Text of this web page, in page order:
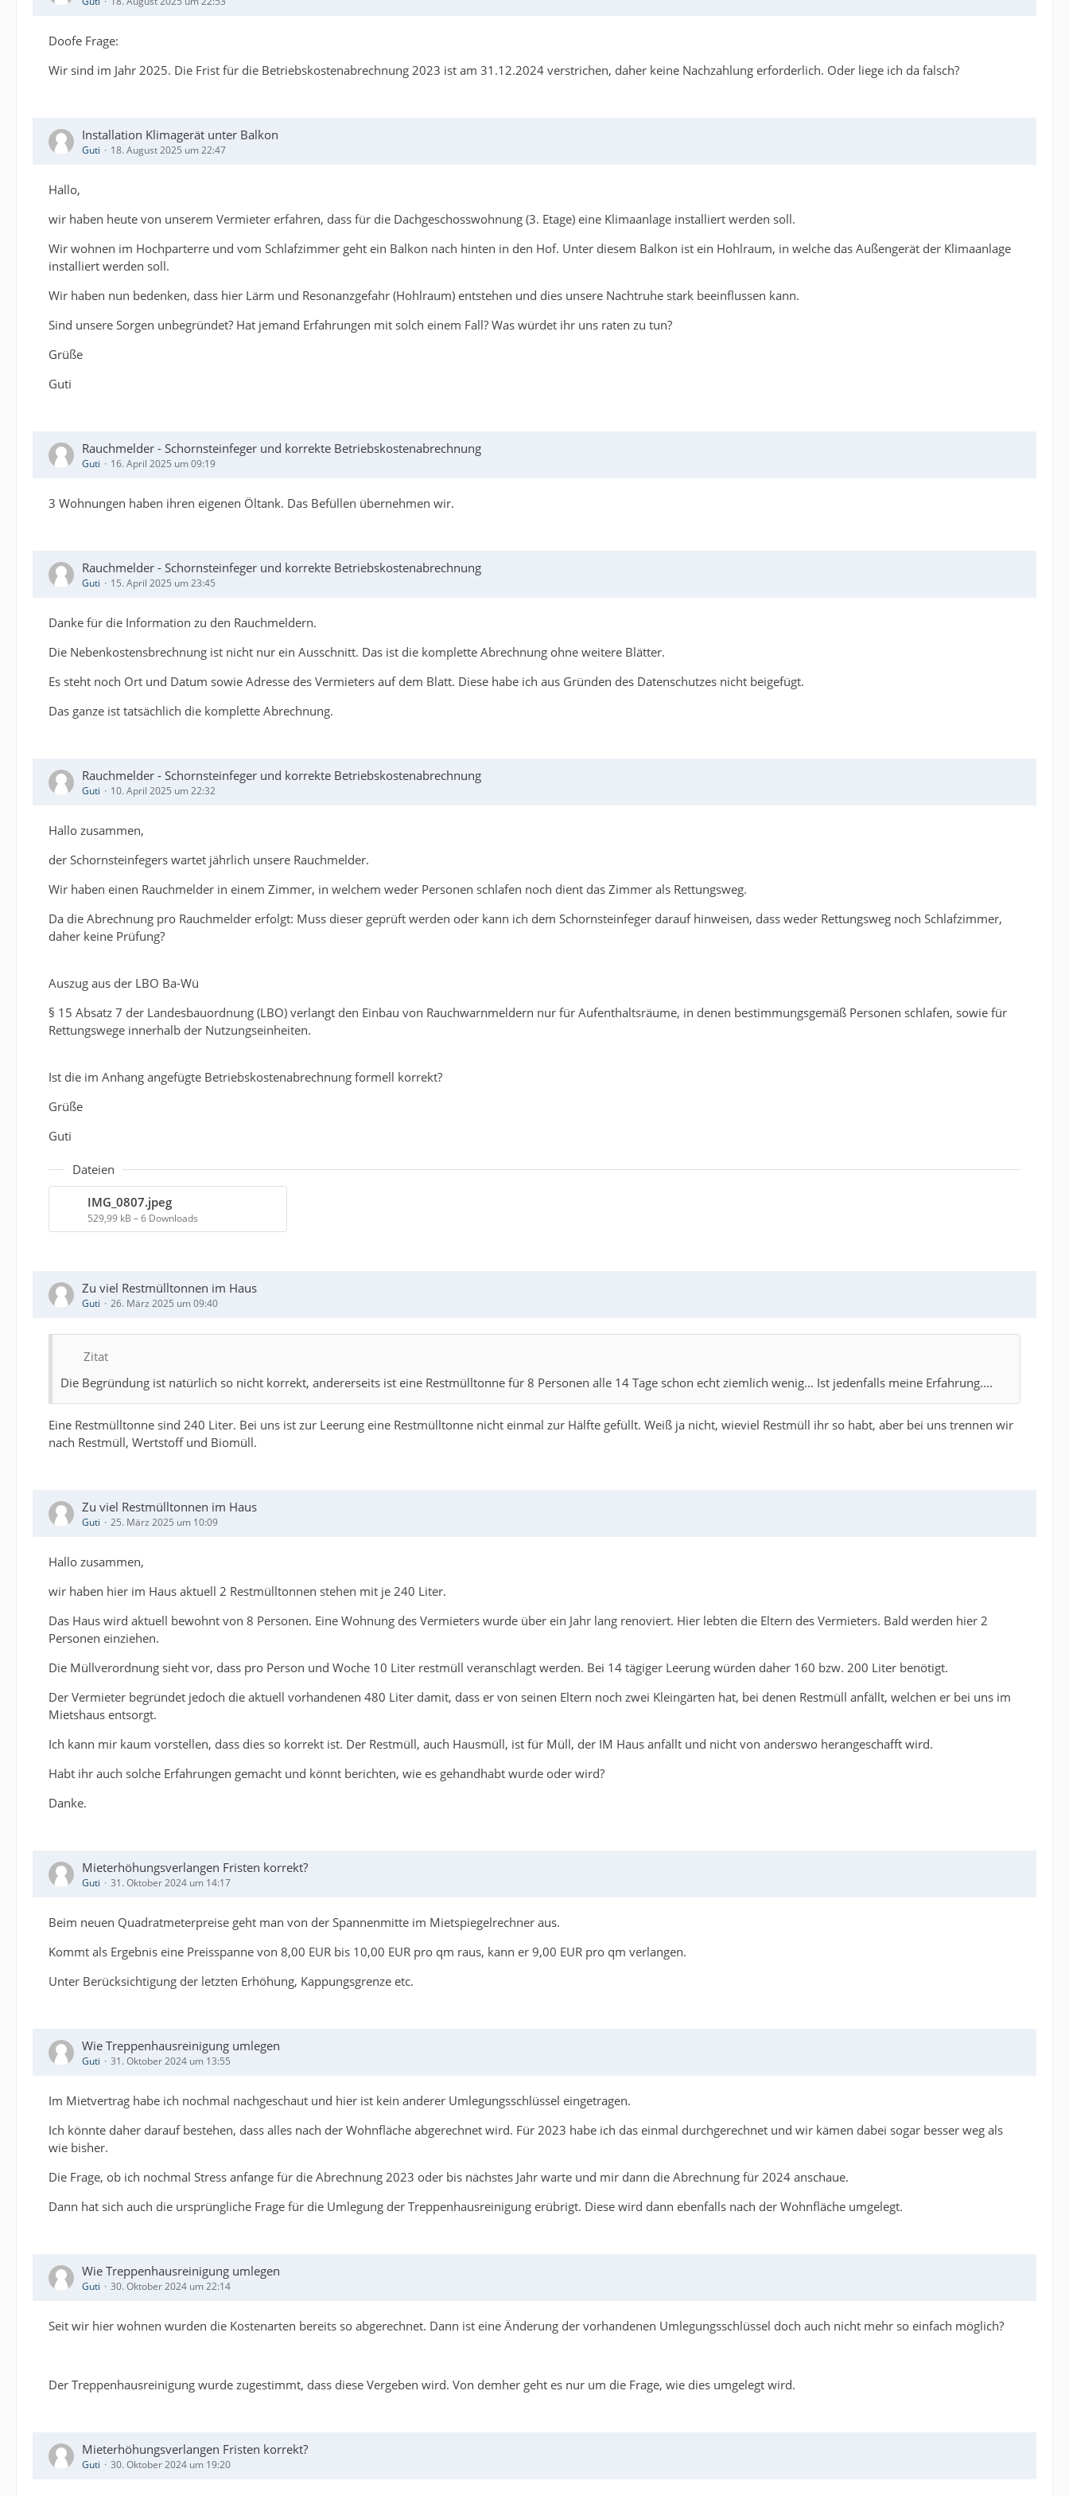
Doofe Frage:
Wir sind im Jahr 2025. Die Frist für die Betriebskostenabrechnung 2023 ist am 31.12.2024 verstrichen, daher keine Nachzahlung erforderlich. Oder liege ich da falsch?
Installation Klimagerät unter Balkon
Guti 18. August 2025 um 22:47
Hallo,
wir haben heute von unserem Vermieter erfahren, dass für die Dachgeschosswohnung (3. Etage) eine Klimaanlage installiert werden soll.
Wir wohnen im Hochparterre und vom Schlafzimmer geht ein Balkon nach hinten in den Hof. Unter diesem Balkon ist ein Hohlraum, in welche das Außengerät der Klimaanlage
installiert werden soll.
Wir haben nun bedenken, dass hier Lärm und Resonanzgefahr (Hohlraum) entstehen und dies unsere Nachtruhe stark beeinflussen kann.
Sind unsere Sorgen unbegründet? Hat jemand Erfahrungen mit solch einem Fall? Was würdet ihr uns raten zu tun?
Grüße
Guti
Rauchmelder - Schornsteinfeger und korrekte Betriebskostenabrechnung
Guti 16. April 2025 um 09:19
3 Wohnungen haben ihren eigenen Öltank. Das Befüllen übernehmen wir.
Rauchmelder - Schornsteinfeger und korrekte Betriebskostenabrechnung
Guti 15. April 2025 um 23:45
Danke für die Information zu den Rauchmeldern.
Die Nebenkostensbrechnung ist nicht nur ein Ausschnitt. Das ist die komplette Abrechnung ohne weitere Blätter.
Es steht noch Ort und Datum sowie Adresse des Vermieters auf dem Blatt. Diese habe ich aus Gründen des Datenschutzes nicht beigefügt.
Das ganze ist tatsächlich die komplette Abrechnung.
Rauchmelder - Schornsteinfeger und korrekte Betriebskostenabrechnung
Guti 10. April 2025 um 22:32
Hallo zusammen,
der Schornsteinfegers wartet jährlich unsere Rauchmelder.
Wir haben einen Rauchmelder in einem Zimmer, in welchem weder Personen schlafen noch dient das Zimmer als Rettungsweg.
Da die Abrechnung pro Rauchmelder erfolgt: Muss dieser geprüft werden oder kann ich dem Schornsteinfeger darauf hinweisen, dass weder Rettungsweg noch Schlafzimmer,
daher keine Prüfung?
Auszug aus der LBO Ba-Wü
§ 15 Absatz 7 der Landesbauordnung (LBO) verlangt den Einbau von Rauchwarnmeldern nur für Aufenthaltsräume, in denen bestimmungsgemäß Personen schlafen, sowie für
Rettungswege innerhalb der Nutzungseinheiten.
Ist die im Anhang angefügte Betriebskostenabrechnung formell korrekt?
Grüße
Guti
Dateien
IMG_0807.jpeg
529,99 kB – 6 Downloads
Zu viel Restmülltonnen im Haus
Guti 26. März 2025 um 09:40
Zitat
Die Begründung ist natürlich so nicht korrekt, andererseits ist eine Restmülltonne für 8 Personen alle 14 Tage schon echt ziemlich wenig... Ist jedenfalls meine Erfahrung....
Eine Restmülltonne sind 240 Liter. Bei uns ist zur Leerung eine Restmülltonne nicht einmal zur Hälfte gefüllt. Weiß ja nicht, wieviel Restmüll ihr so habt, aber bei uns trennen wir
nach Restmüll, Wertstoff und Biomüll.
Zu viel Restmülltonnen im Haus
Guti 25. März 2025 um 10:09
Hallo zusammen,
wir haben hier im Haus aktuell 2 Restmülltonnen stehen mit je 240 Liter.
Das Haus wird aktuell bewohnt von 8 Personen. Eine Wohnung des Vermieters wurde über ein Jahr lang renoviert. Hier lebten die Eltern des Vermieters. Bald werden hier 2
Personen einziehen.
Die Müllverordnung sieht vor, dass pro Person und Woche 10 Liter restmüll veranschlagt werden. Bei 14 tägiger Leerung würden daher 160 bzw. 200 Liter benötigt.
Der Vermieter begründet jedoch die aktuell vorhandenen 480 Liter damit, dass er von seinen Eltern noch zwei Kleingärten hat, bei denen Restmüll anfällt, welchen er bei uns im
Mietshaus entsorgt.
Ich kann mir kaum vorstellen, dass dies so korrekt ist. Der Restmüll, auch Hausmüll, ist für Müll, der IM Haus anfällt und nicht von anderswo herangeschafft wird.
Habt ihr auch solche Erfahrungen gemacht und könnt berichten, wie es gehandhabt wurde oder wird?
Danke.
Mieterhöhungsverlangen Fristen korrekt?
Guti 31. Oktober 2024 um 14:17
Beim neuen Quadratmeterpreise geht man von der Spannenmitte im Mietspiegelrechner aus.
Kommt als Ergebnis eine Preisspanne von 8,00 EUR bis 10,00 EUR pro qm raus, kann er 9,00 EUR pro qm verlangen.
Unter Berücksichtigung der letzten Erhöhung, Kappungsgrenze etc.
Wie Treppenhausreinigung umlegen
Guti 31. Oktober 2024 um 13:55
Im Mietvertrag habe ich nochmal nachgeschaut und hier ist kein anderer Umlegungsschlüssel eingetragen.
Ich könnte daher darauf bestehen, dass alles nach der Wohnfläche abgerechnet wird. Für 2023 habe ich das einmal durchgerechnet und wir kämen dabei sogar besser weg als
wie bisher.
Die Frage, ob ich nochmal Stress anfange für die Abrechnung 2023 oder bis nächstes Jahr warte und mir dann die Abrechnung für 2024 anschaue.
Dann hat sich auch die ursprüngliche Frage für die Umlegung der Treppenhausreinigung erübrigt. Diese wird dann ebenfalls nach der Wohnfläche umgelegt.
Wie Treppenhausreinigung umlegen
Guti 30. Oktober 2024 um 22:14
Seit wir hier wohnen wurden die Kostenarten bereits so abgerechnet. Dann ist eine Änderung der vorhandenen Umlegungsschlüssel doch auch nicht mehr so einfach möglich?
Der Treppenhausreinigung wurde zugestimmt, dass diese Vergeben wird. Von demher geht es nur um die Frage, wie dies umgelegt wird.
Mieterhöhungsverlangen Fristen korrekt?
Guti 30. Oktober 2024 um 19:20